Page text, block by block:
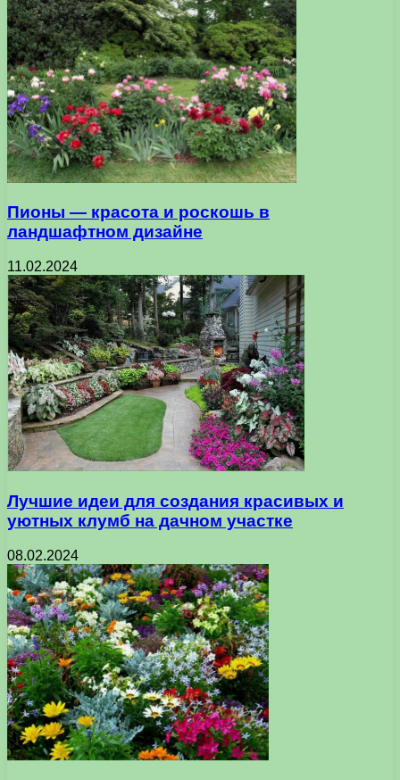
Пионы — красота и роскошь в
ландшафтном дизайне
11.02.2024
Лучшие идеи для создания красивых и
уютных клумб на дачном участке
08.02.2024